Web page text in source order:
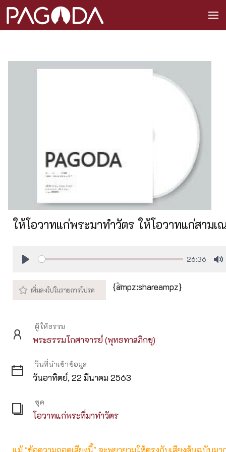
ให้โอวาทแก่พระมาทำวัตร ให้โอวาทแก่สามเ
26:36
{ampz:shareampz}
ผู้ให้ธรรม
พระธรรมโกศาจารย์ (พุทธทาสภิกขุ)
วันที่นำเข้าข้อมูล
วันอาทิตย์, 22 มีนาคม 2563
ชุด
โอวาทแก่พระที่มาทำวัตร
แม้ "ข้อความถอดเสียงนี้" จะพยายามให้ตรงกับเสียงต้นฉบับม